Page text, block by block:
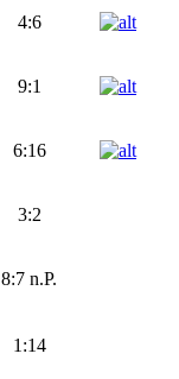
4:6
9:1
6:16
3:2
8:7 n.P.
1:14